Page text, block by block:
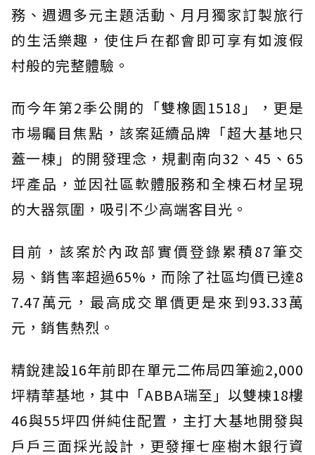
務、週週多元主題活動、月月獨家訂製旅行
的生活樂趣，使住戶在都會即可享有如渡假
村般的完整體驗。
而今年第2季公開的「雙橡園1518」，更是
市場矚目焦點，該案延續品牌「超大基地只
蓋一棟」的開發理念，規劃南向32、45、65
坪產品，並因社區軟體服務和全棟石材呈現
的大器氛圍，吸引不少高端客目光。
目前，該案於內政部實價登錄累積87筆交
易、銷售率超過65%，而除了社區均價已達8
7.47萬元，最高成交單價更是來到93.33萬
元，銷售熱烈。
精銳建設16年前即在單元二佈局四筆逾2,000
坪精華基地，其中「ABBA瑞至」以雙棟18樓
46與55坪四併純住配置，主打大基地開發與
戶戶三面採光設計，更發揮七座樹木銀行資